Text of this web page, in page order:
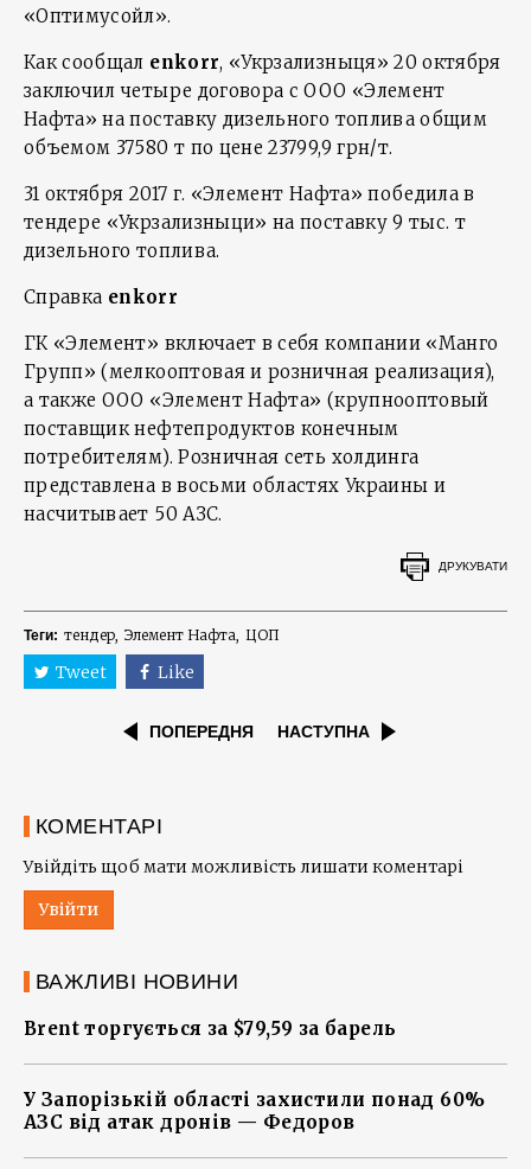
«Оптимусойл».
Как сообщал enkorr, «Укрзализныця» 20 октября
заключил четыре договора с ООО «Элемент
Нафта» на поставку дизельного топлива общим
объемом 37580 т по цене 23799,9 грн/т.
31 октября 2017 г. «Элемент Нафта» победила в
тендере «Укрзализныци» на поставку 9 тыс. т
дизельного топлива.
Справка enkorr
ГК «Элемент» включает в себя компании «Манго
Групп» (мелкооптовая и розничная реализация),
а также ООО «Элемент Нафта» (крупнооптовый
поставщик нефтепродуктов конечным
потребителям). Розничная сеть холдинга
представлена в восьми областях Украины и
насчитывает 50 АЗС.
ДРУКУВАТИ
Теги: тендер Элемент Нафта ЦОП
Tweet Like
ПОПЕРЕДНЯ НАСТУПНА
КОМЕНТАРІ
Увійдіть щоб мати можливість лишати коментарі
Увійти
ВАЖЛИВІ НОВИНИ
Brent торгується за $79,59 за барель
У Запорізькій області захистили понад 60%
АЗС від атак дронів — Федоров